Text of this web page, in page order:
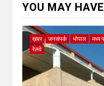
YOU MAY
ख़बर जनसंपर्क भोपाल मध्य
रेलवे